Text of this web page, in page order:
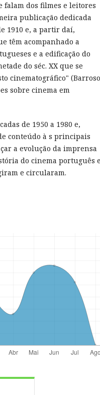
falam dos filmes e leitores
publicação dedicada
1910 e, a partir daí,
têm acompanhado a
e a edificação do
do séc. XX que se
cinematográfico"
sobre cinema em
de 1950 a 1980 e,
conteúdo à s principais
a evolução da imprensa
do cinema português
e circularam.